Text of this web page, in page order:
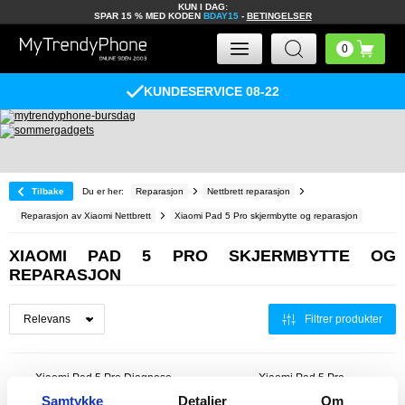
Samtykke Detaljer Om
KUN I DAG:
SPAR 15 % MED KODEN BDAY15- BETINGELSER
KUNDESERVICE 08-22
Tilbake Du er her: Reparasjon Nettbrett reparasjon
Reparasjon av Xiaomi Nettbrett Xiaomi Pad 5 Pro skjermbytte og reparasjon
XIAOMI PAD 5 PRO SKJERMBYTTE OG
REPARASJON
Filtrer produkter
Xiaomi Pad 5 Pro Diagnose
Xiaomi Pad 5 Pro